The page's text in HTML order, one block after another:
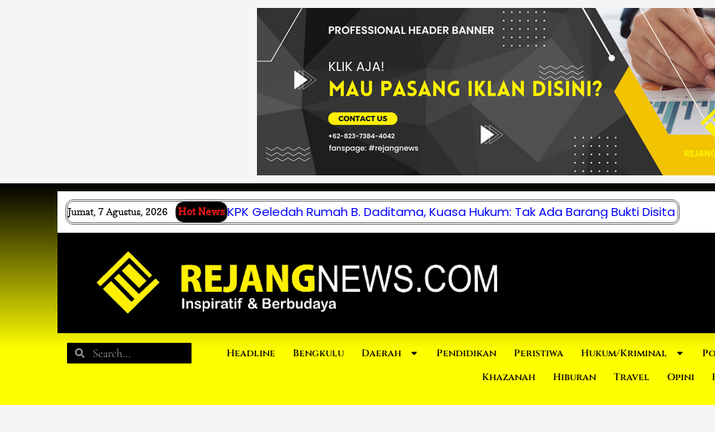
Jumat, 7 Agustus, 2026 Hot News KPK Geledah Rumah B. Daditama, Kuasa Hukum: Tak Ada Barang Bukti Disita
Search
Search Headline Bengkulu Daerah Pendidikan Peristiwa Hukum/Kriminal
Khazanah
Hiburan Travel Opini